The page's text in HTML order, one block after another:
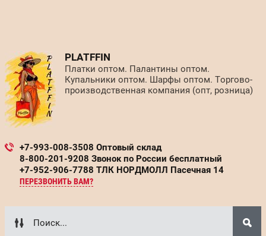
PLATFFIN
Платки оптом. Палантины оптом.
Купальники оптом. Шарфы оптом. Торгово-
производственная компания (опт, розница)
+7-993-008-3508 Оптовый склад
8-800-201-9208 Звонок по России бесплатный
+7-952-906-7788 ТЛК НОРДМОЛЛ Пасечная 14
ПЕРЕЗВОНИТЬ ВАМ?